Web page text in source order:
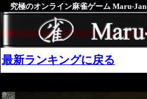
究極のオンライン麻雀ゲーム Maru-Jan
最新ランキングに戻る